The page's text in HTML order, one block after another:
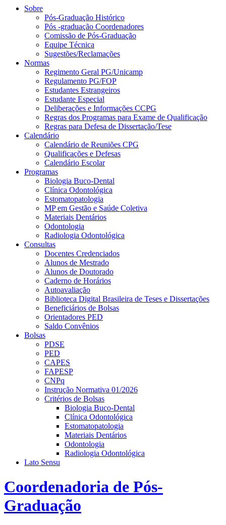
Sobre
Pós-Graduação Histórico
Pós -graduação Coordenadores
Comissão de Pós-Graduação
Equipe Técnica
Sugestões/Reclamações
Normas
Regimento Geral PG/Unicamp
Regulamento PG/FOP
Estudantes Estrangeiros
Estudante Especial
Deliberações e Informações CCPG
Regras dos Programas para Exame de Qualificação
Regras para Defesa de Dissertação/Tese
Calendário
Calendário de Reuniões CPG
Qualificações e Defesas
Calendário Escolar
Programas
Biologia Buco-Dental
Clínica Odontológica
Estomatopatologia
MP em Gestão e Saúde Coletiva
Materiais Dentários
Odontologia
Radiologia Odontológica
Consultas
Docentes Credenciados
Alunos de Mestrado
Alunos de Doutorado
Caderno de Horários
Autoavaliação
Biblioteca Digital Brasileira de Teses e Dissertações
Beneficiários de Bolsas
Orientadores PED
Saldo Convênios
Bolsas
PDSE
PED
CAPES
FAPESP
CNPq
Instrução Normativa 01/2026
Critérios de Bolsas
Biologia Buco-Dental
Clínica Odontológica
Estomatopatologia
Materiais Dentários
Odontologia
Radiologia Odontológica
Lato Sensu
Coordenadoria de Pós-
Graduação